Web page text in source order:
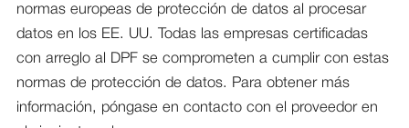
normas europeas de protección de datos al procesar
datos en los EE. UU. Todas las empresas certificadas
con arreglo al DPF se comprometen a cumplir con estas
normas de protección de datos. Para obtener más
información, póngase en contacto con el proveedor en